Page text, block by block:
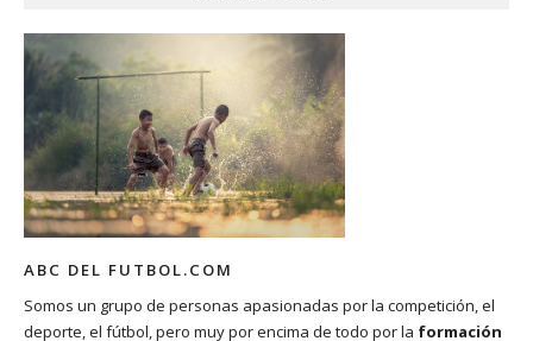
ABC DEL FUTBOL.COM
Somos un grupo de personas apasionadas por la competición, el
deporte, el fútbol, pero muy por encima de todo por la formación